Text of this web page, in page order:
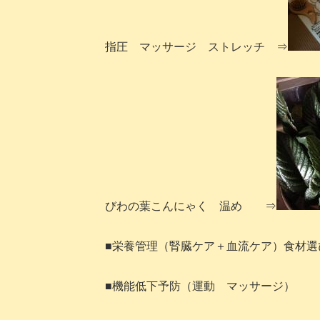
指圧 マッサージ ストレッチ ⇒
びわの葉こんにゃく 温め ⇒
■栄養管理（腎臓ケア＋血流ケア）食材選
■機能低下予防（運動 マッサージ）